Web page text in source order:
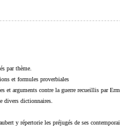
par thème.
et formules proverbiales
et arguments contre la guerre recueillis par
divers dictionnaires.
y répertorie les préjugés de ses